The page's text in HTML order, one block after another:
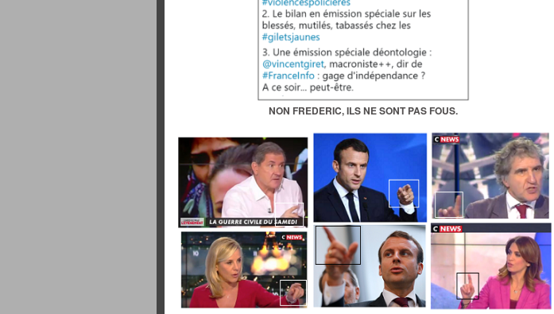
NON FREDERIC, ILS NE SONT PAS FOUS.